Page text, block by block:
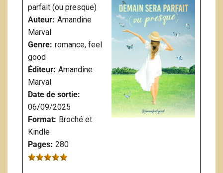
parfait (ou presque)
Auteur: Amandine
Marval
Genre: romance, feel
good
Éditeur: Amandine
Marval
Date de sortie:
06/09/2025
Format: Broché et
Kindle
Pages: 280